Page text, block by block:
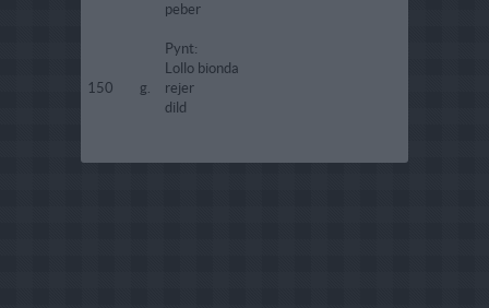
peber
Pynt:
Lollo bionda
150
g.
rejer
dild